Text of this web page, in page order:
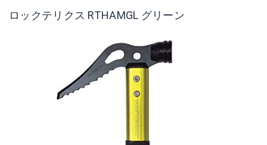
ロックテリクス RTHAMGL グリーン